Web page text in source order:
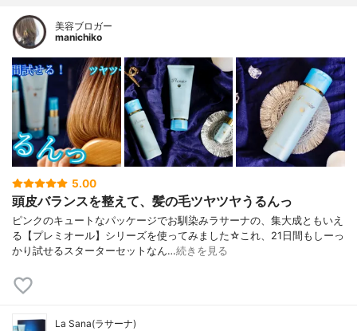
美容ブロガー
manichiko
5.00
頭皮バランスを整えて、髪の毛ツヤツヤうるんっ
ピンクのキュートなパッケージでお馴染みラサーナの、集大成ともいえ
る【プレミオール】シリーズを使ってみました☆これ、21日間もしーっ
かり試せるスターターセットなん…続きを見る
La Sana(ラサーナ)